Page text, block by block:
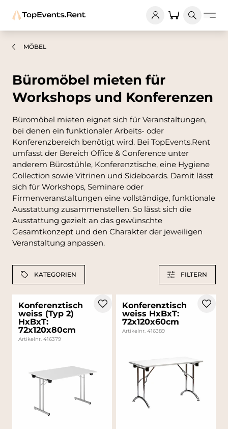
MÖBEL
Büromöbel mieten für
Workshops und Konferenzen
Büromöbel mieten eignet sich für Veranstaltungen,
bei denen ein funktionaler Arbeits- oder
Konferenzbereich benötigt wird. Bei TopEvents.Rent
umfasst der Bereich Office & Conference unter
anderem Bürostühle, Konferenztische, eine Hygiene
Collection sowie Vitrinen und Sideboards. Damit lässt
sich für Workshops, Seminare oder
Firmenveranstaltungen eine vollständige, funktionale
Ausstattung zusammenstellen. So lässt sich die
Ausstattung gezielt an das gewünschte
Gesamtkonzept und den Charakter der jeweiligen
Veranstaltung anpassen.
KATEGORIEN FILTERN
Konferenztisch
weiss (Typ 2)
HxBxT:
72x120x80cm
Artikelnr. 416379
Konferenztisch
weiss HxBxT:
72x120x60cm
Artikelnr. 416389